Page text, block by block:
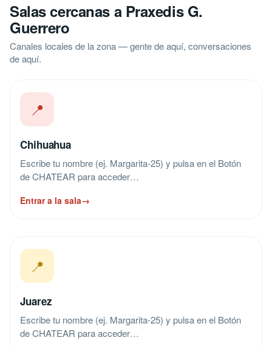
Salas cercanas a Praxedis G.
Guerrero
Canales locales de la zona — gente de aquí, conversaciones
de aquí.
📍
Chihuahua
Escribe tu nombre (ej. Margarita-25) y pulsa en el Botón
de CHATEAR para acceder…
Entrar a la sala→
📍
Juarez
Escribe tu nombre (ej. Margarita-25) y pulsa en el Botón
de CHATEAR para acceder…